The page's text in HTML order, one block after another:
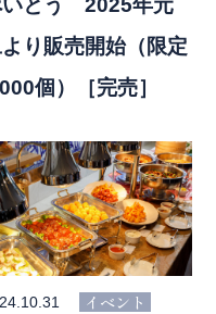
ちらから
り販売開始（限定
個）［完売］
イベント